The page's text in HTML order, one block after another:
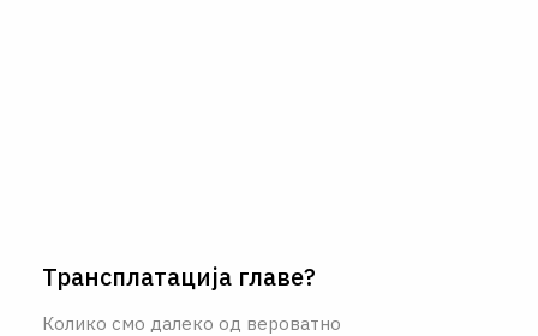
Трансплатација главе?
Колико смо далеко од вероватно